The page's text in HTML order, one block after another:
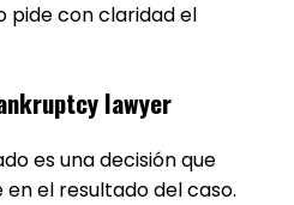
pide con claridad el
lawyer
es una decisión que
el resultado del caso.